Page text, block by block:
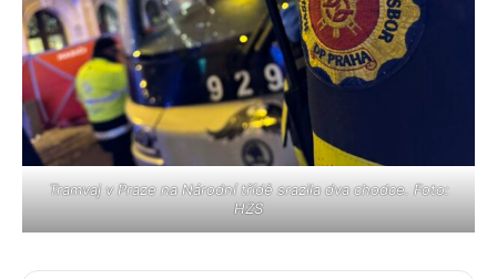
Tramvaj v Praze na Národní třídě srazila dva chodce. Foto:
HZS